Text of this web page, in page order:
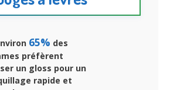
65% des
préfèrent
un gloss pour un
rapide et